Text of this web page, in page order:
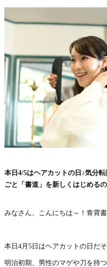
本日4/5はヘアカットの日♪気分
ごと「書道」を新しくはじめる
みなさん、こんにちは～！青霄
本日4月5日はヘアカットの日だそ
明治初期、男性のマゲや刀を持